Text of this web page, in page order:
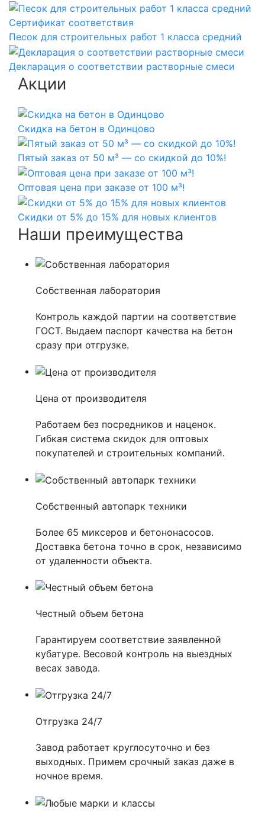
Сертификат соответствия
Песок для строительных работ 1 класса средний
Декларация о соответствии растворные смеси
Акции
Скидка на бетон в Одинцово
Пятый заказ от 50 м³ — со скидкой до 10%!
Оптовая цена при заказе от 100 м³!
Скидки от 5% до 15% для новых клиентов
Наши преимущества
Собственная лаборатория
Контроль каждой партии на соответствие
ГОСТ. Выдаем паспорт качества на бетон
сразу при отгрузке.
Цена от производителя
Работаем без посредников и наценок.
Гибкая система скидок для оптовых
покупателей и строительных компаний.
Собственный автопарк техники
Более 65 миксеров и бетононасосов.
Доставка бетона точно в срок, независимо
от удаленности объекта.
Честный объем бетона
Гарантируем соответствие заявленной
кубатуре. Весовой контроль на выездных
весах завода.
Отгрузка 24/7
Завод работает круглосуточно и без
выходных. Примем срочный заказ даже в
ночное время.